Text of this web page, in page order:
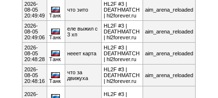
2026-
08-05
20:49:49
Танк
что эито
HL2F #3 |
DEATHMATCH
| hl2forever.ru
aim_arena_reloaded
2026-
08-05
20:49:06
Танк
еле выжил с
3 хп
HL2F #3 |
DEATHMATCH
| hl2forever.ru
aim_arena_reloaded
2026-
08-05
20:48:28
Танк
нееет карта
HL2F #3 |
DEATHMATCH
| hl2forever.ru
aim_arena_reloaded
2026-
08-05
20:48:16
Танк
что за
движуха
HL2F #3 |
DEATHMATCH
| hl2forever.ru
aim_arena_reloaded
2026-
HL2F #3 |